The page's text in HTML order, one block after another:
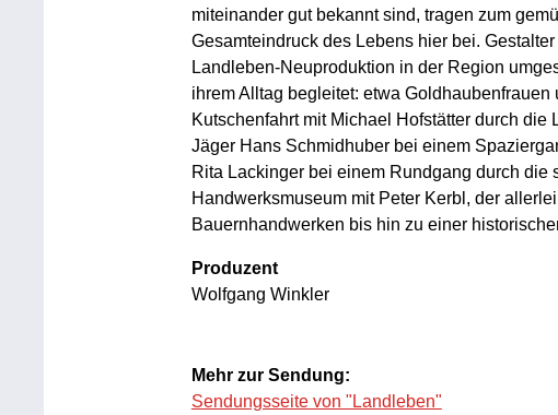
miteinander gut bekannt sind, tragen zum
Gesamteindruck des Lebens hier bei.
Landleben-Neuproduktion in der Region
ihrem Alltag begleitet: etwa
Kutschenfahrt mit Michael Hofstätter durch die
Jäger Hans Schmidhuber bei einem
Rita Lackinger bei einem Rundgang durch
Handwerksmuseum mit Peter Kerbl, der
Bauernhandwerken bis hin zu einer
Produzent
Wolfgang Winkler
Mehr zur Sendung:
Sendungsseite von "Landleben"